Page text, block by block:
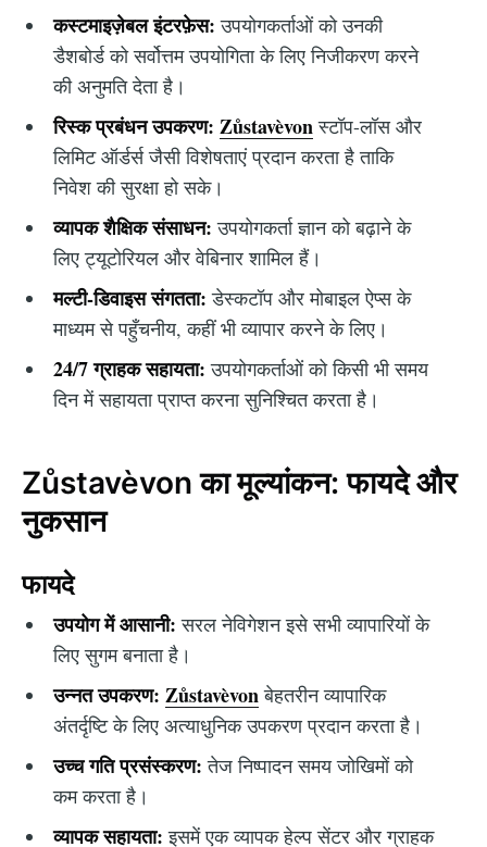
कस्टमाइज़ेबल इंटरफ़ेस: उपयोगकर्ताओं को उनकी
डैशबोर्ड को सर्वोत्तम उपयोगिता के लिए निजीकरण करने
की अनुमति देता है।
रिस्क प्रबंधन उपकरण: Zůstavèvonस्टॉप-लॉस और
लिमिट ऑर्डर्स जैसी विशेषताएं प्रदान करता है ताकि
निवेश की सुरक्षा हो सके।
व्यापक शैक्षिक संसाधन: उपयोगकर्ता ज्ञान को बढ़ाने के
लिए ट्यूटोरियल और वेबिनार शामिल हैं।
मल्टी-डिवाइस संगतता: डेस्कटॉप और मोबाइल ऐप्स के
माध्यम से पहुँचनीय, कहीं भी व्यापार करने के लिए।
24/7 ग्राहक सहायता: उपयोगकर्ताओं को किसी भी समय
दिन में सहायता प्राप्त करना सुनिश्चित करता है।
Zůstavèvon का मूल्यांकन: फायदे और
नुकसान
फायदे
उपयोग में आसानी: सरल नेविगेशन इसे सभी व्यापारियों के
लिए सुगम बनाता है।
उन्नत उपकरण: Zůstavèvonबेहतरीन व्यापारिक
अंतर्दृष्टि के लिए अत्याधुनिक उपकरण प्रदान करता है।
उच्च गति प्रसंस्करण: तेज निष्पादन समय जोखिमों को
कम करता है।
व्यापक सहायता: इसमें एक व्यापक हेल्प सेंटर और ग्राहक